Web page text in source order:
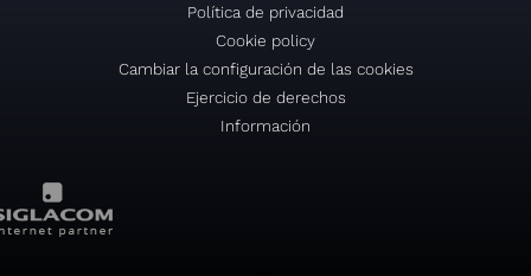
Política de privacidad
Cookie policy
Cambiar la configuración de las cookies
Ejercicio de derechos
Información